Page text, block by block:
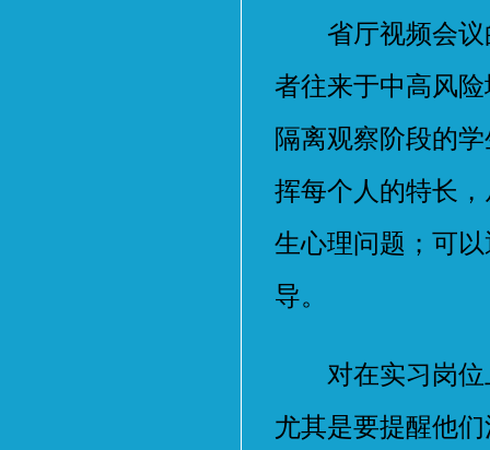
省厅视频会议
者往来于中高风
隔离观察阶段的
挥每个人的特长
生心理问题；可
导。
对在实习岗位
尤其是要提醒他